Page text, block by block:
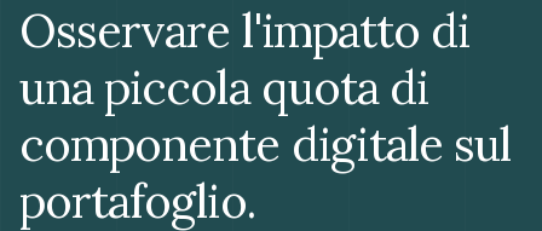
Osservare l'impatto di
una piccola quota di
componente digitale sul
portafoglio.